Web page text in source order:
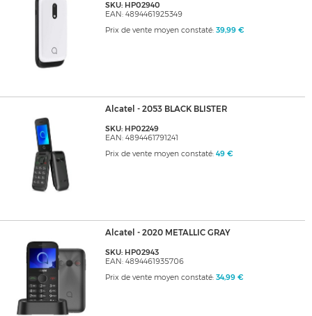
SKU: HP02940
EAN: 4894461925349
Prix de vente moyen constaté: 39,99 €
Alcatel - 2053 BLACK BLISTER
SKU: HP02249
EAN: 4894461791241
Prix de vente moyen constaté: 49 €
Alcatel - 2020 METALLIC GRAY
SKU: HP02943
EAN: 4894461935706
Prix de vente moyen constaté: 34,99 €